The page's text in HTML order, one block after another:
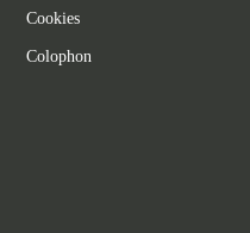
Cookies
Colophon